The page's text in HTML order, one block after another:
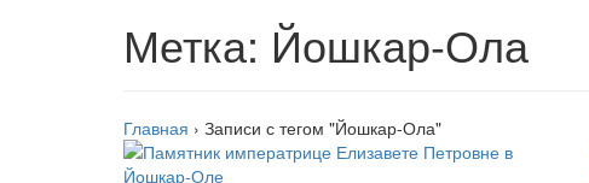
Метка: Йошкар-Ола
Главная › Записи с тегом "Йошкар-Ола"